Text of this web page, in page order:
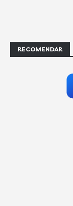
RECOMENDAR